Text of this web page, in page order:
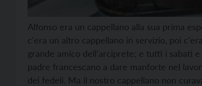
Alfonso era un cappellano alla sua prima
c'era un altro cappellano in servizio, poi
grande amico dell'arciprete; e tutti i sabati
padre francescano a dare manforte nel
dei fedeli. Ma il nostro cappellano non